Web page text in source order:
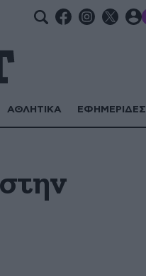
ΑΘΛΗΤΙΚΑ ΕΦΗΜΕΡΙΔΕΣ